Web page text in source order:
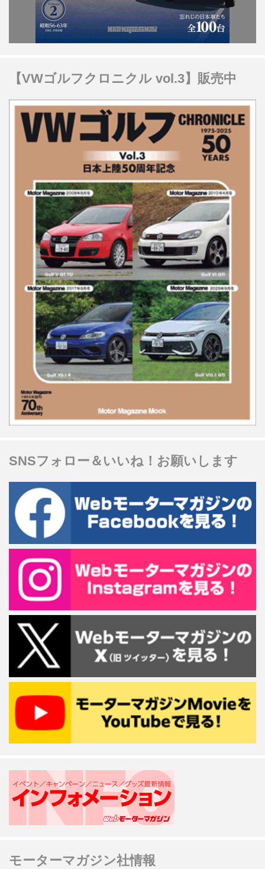
【VWゴルフクロニクル vol.3】販売中
SNSフォロー＆いいね！お願いします
モーターマガジン社情報